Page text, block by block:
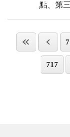
點、第
717